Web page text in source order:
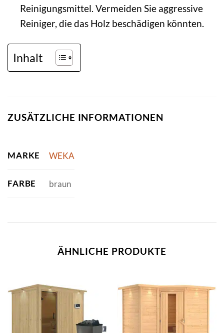
Reinigungsmittel. Vermeiden Sie aggressive
Reiniger, die das Holz beschädigen könnten.
Inhalt
ZUSÄTZLICHE INFORMATIONEN
MARKE WEKA
FARBE braun
ÄHNLICHE PRODUKTE